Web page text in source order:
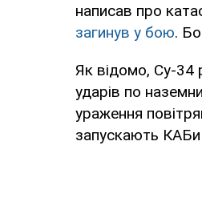
написав про
загинув у бою.
Як відомо, Су-34
ударів по
ураження
запускають КАБи